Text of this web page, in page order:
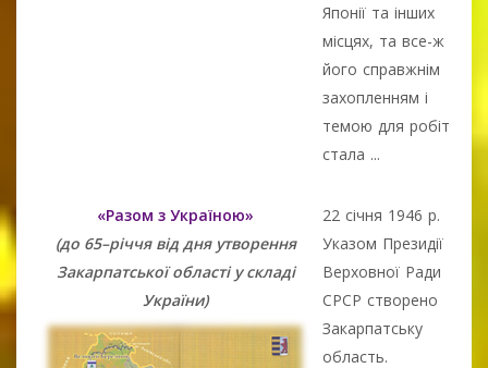
Японії та інших
місцях, та все-ж
його справжнім
захопленням і
темою для робіт
стала ...
«Разом з Україною»
(до 65–річчя від дня утворення
Закарпатської області у складі
України)
22 cічня 1946 р.
Указом Президії
Верховної Ради
СРСР створено
Закарпатську
область.